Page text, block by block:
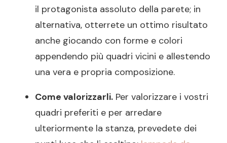
il protagonista assoluto della parete; in
alternativa, otterrete un ottimo risultato
anche giocando con forme e colori
appendendo più quadri vicini e allestendo
una vera e propria composizione.
Come valorizzarli. Per valorizzare i vostri
quadri preferiti e per arredare
ulteriormente la stanza, prevedete dei